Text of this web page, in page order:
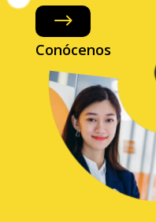
$
Conócenos